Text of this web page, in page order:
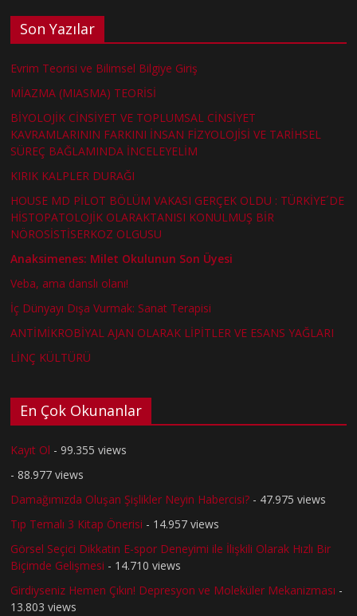
Son Yazılar
Evrim Teorisi ve Bilimsel Bilgiye Giriş
MİAZMA (MIASMA) TEORİSİ
BİYOLOJİK CİNSİYET VE TOPLUMSAL CİNSİYET
KAVRAMLARININ FARKINI İNSAN FİZYOLOJİSİ VE TARİHSEL
SÜREÇ BAĞLAMINDA İNCELEYELİM
KIRIK KALPLER DURAĞI
HOUSE MD PİLOT BÖLÜM VAKASI GERÇEK OLDU : TÜRKİYE´DE
HİSTOPATOLOJİK OLARAKTANISI KONULMUŞ BİR
NÖROSİSTİSERKOZ OLGUSU
Anaksimenes: Milet Okulunun Son Üyesi
Veba, ama danslı olanı!
İç Dünyayı Dışa Vurmak: Sanat Terapisi
ANTİMİKROBİYAL AJAN OLARAK LİPİTLER VE ESANS YAĞLARI
LİNÇ KÜLTÜRÜ
En Çok Okunanlar
Kayıt Ol - 99.355 views
- 88.977 views
Damağımızda Oluşan Şişlikler Neyin Habercisi? - 47.975 views
Tıp Temalı 3 Kitap Önerisi - 14.957 views
Görsel Seçici Dikkatin E-spor Deneyimi ile İlişkili Olarak Hızlı Bir
Biçimde Gelişmesi - 14.710 views
Girdiyseniz Hemen Çıkın! Depresyon ve Moleküler Mekanizması -
13.803 views